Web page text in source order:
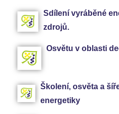
Sdílení vyráběné
zdrojů.
Osvětu v oblasti
Školení, osvěta a
energetiky